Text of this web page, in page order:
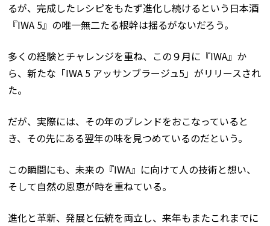
るが、完成したレシピをもたず進化し続けるという日本酒
『IWA 5』の唯一無二たる根幹は揺るがないだろう。
多くの経験とチャレンジを重ね、この９月に『IWA』か
ら、新たな「IWA 5 アッサンブラージュ5」がリリースされ
た。
だが、実際には、その年のブレンドをおこなっていると
き、その先にある翌年の味を見つめているのだという。
この瞬間にも、未来の『IWA』に向けて人の技術と想い、
そして自然の恩恵が時を重ねている。
進化と革新、発展と伝統を両立し、来年もまたこれまでに